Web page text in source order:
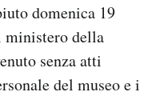
domenica 19
della
senza atti
del museo e i